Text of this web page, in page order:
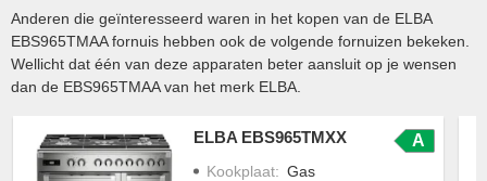
Anderen die geïnteresseerd waren in het kopen van de ELBA
EBS965TMAA fornuis hebben ook de volgende fornuizen bekeken.
Wellicht dat één van deze apparaten beter aansluit op je wensen
dan de EBS965TMAA van het merk ELBA.
ELBA EBS965TMXX A
Kookplaat: Gas